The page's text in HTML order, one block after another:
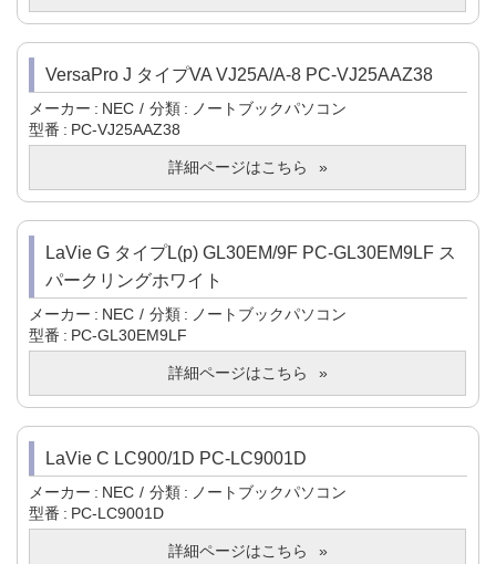
VersaPro J タイプVA VJ25A/A-8 PC-VJ25AAZ38
メーカー NEC 分類
ノートブックパソコン
型番
PC-VJ25AAZ38
詳細ページはこちら
LaVie G タイプL(p) GL30EM/9F PC-GL30EM9LF ス
パークリングホワイト
メーカー NEC 分類
ノートブックパソコン
型番
PC-GL30EM9LF
詳細ページはこちら
LaVie C LC900/1D PC-LC9001D
メーカー NEC 分類
ノートブックパソコン
型番
PC-LC9001D
詳細ページはこちら